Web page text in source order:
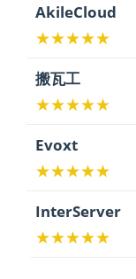
AkileCloud
★★★★★
搬瓦工
★★★★★
Evoxt
★★★★★
InterServer
★★★★★